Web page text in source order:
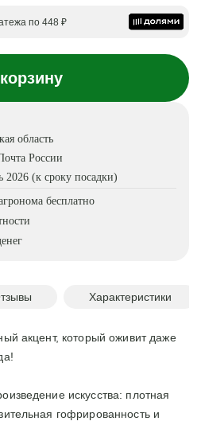
по 448 ₽
область
России
2026 (к сроку посадки)
бесплатно
Характеристики
акцент, который оживит даже
искусства: плотная
гофрированность и